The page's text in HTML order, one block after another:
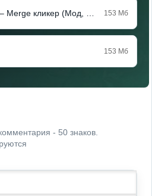
153 Мб
153 Мб
- 50 знаков.